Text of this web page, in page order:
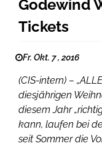
Godewind
Tickets
Fr. Okt. 7 , 2016
(CIS-intern) –
diesjährigen
diesem Jahr
kann, laufen bei
seit Sommer die